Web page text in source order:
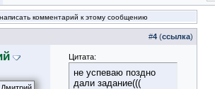
комментарий к этому сообщению
#4 (ссылка)
Цитата:
не успеваю поздно
дали задание(((